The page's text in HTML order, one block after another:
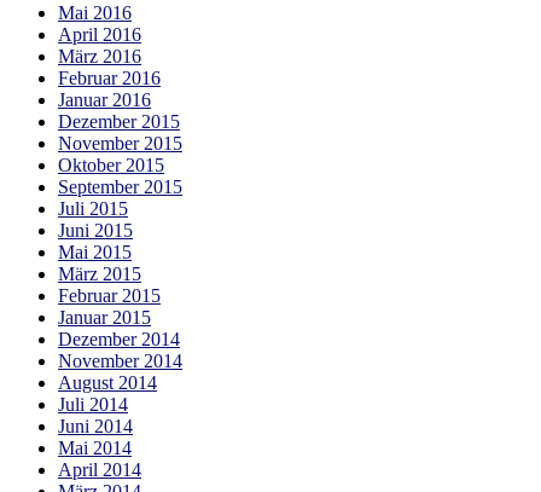
Mai 2016
April 2016
März 2016
Februar 2016
Januar 2016
Dezember 2015
November 2015
Oktober 2015
September 2015
Juli 2015
Juni 2015
Mai 2015
März 2015
Februar 2015
Januar 2015
Dezember 2014
November 2014
August 2014
Juli 2014
Juni 2014
Mai 2014
April 2014